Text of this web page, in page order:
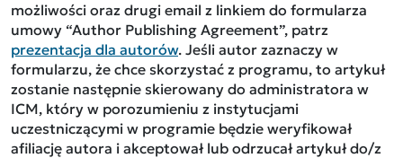
możliwości oraz drugi email z linkiem do formularza
umowy “Author Publishing Agreement”, patrz
prezentacja dla autorów. Jeśli autor zaznaczy w
formularzu, że chce skorzystać z programu, to artykuł
zostanie następnie skierowany do administratora w
ICM, który w porozumieniu z instytucjami
uczestniczącymi w programie będzie weryfikował
afiliację autora i akceptował lub odrzucał artykuł do/z